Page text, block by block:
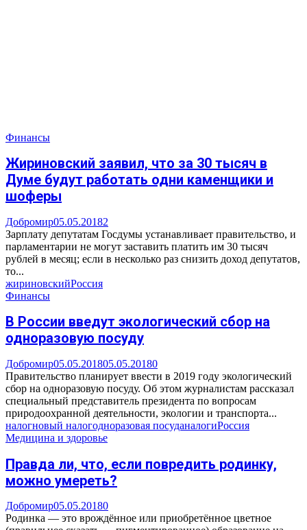
Финансы
Жириновский заявил, что за 30 тысяч в
Думе будут работать одни каменщики и
шоферы
Добромир05.05.20182
Зарплату депутатам Госдумы устанавливает правительство, и
парламентарии не могут заставить платить им 30 тысяч
рублей в месяц; если в несколько раз снизить доход депутатов,
то...
жириновскийРоссия
Финансы
В России введут экологический сбор на
одноразовую посуду
Добромир05.05.201805.05.20180
Правительство планирует ввести в 2019 году экологический
сбор на одноразовую посуду. Об этом журналистам рассказал
специальный представитель президента по вопросам
природоохранной деятельности, экологии и транспорта...
налогновый налогодноразовая посуданалогиРоссия
Медицина и здоровье
Правда ли, что, если повредить родинку,
можно умереть?
Добромир05.05.20180
Родинка — это врождённое или приобретённое цветное